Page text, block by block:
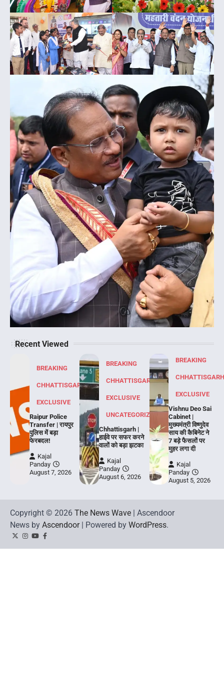
Recent Viewed
BREAKING
CHHATTISGARH
EXCLUSIVE
Raipur Police
Transfer | रायपुर
पुलिस में बड़ा
फेरबदल!
Kajal
Panday
August 7, 2026
BREAKING
CHHATTISGARH
EXCLUSIVE
UNCATEGORIZED
Chhattisgarh |
हाईवे पर सफर करने
वालों को बड़ा झटका
Kajal
Panday
August 6, 2026
BREAKING
EXCLUSIVE
Vishnu Deo Sai
Cabinet |
मुख्यमंत्री विष्णुदेव
साय की कैबिनेट ने
7 बड़े फैसलों पर
मुहर लगा दी
Kajal
Panday
August 5, 2026
Copyright © 2026 The News Wave | Ascendoor
News by Ascendoor| Powered by WordPress.
TwitterInstagram
YouTubeFacebook